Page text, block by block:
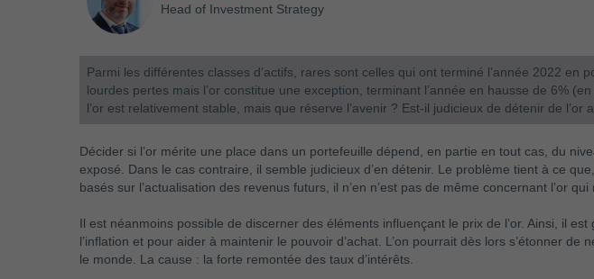
Head of Investment Strategy
Parmi les différentes classes d’actifs, rares sont celles qui ont terminé l’année 2022
lourdes pertes mais l’or constitue une exception, terminant l’année en hausse de 6%
l’or est relativement stable, mais que réserve l’avenir ? Est-il judicieux de détenir de l’or
Décider si l’or mérite une place dans un portefeuille dépend, en partie en tout cas, du
exposé. Dans le cas contraire, il semble judicieux d’en détenir. Le problème tient à ce
basés sur l’actualisation des revenus futurs, il n’en n’est pas de même concernant l’or qui
Il est néanmoins possible de discerner des éléments influençant le prix de l’or. Ainsi, il
l’inflation et pour aider à maintenir le pouvoir d’achat. L’on pourrait dès lors s’étonner
le monde. La cause : la forte remontée des taux d’intérêts.